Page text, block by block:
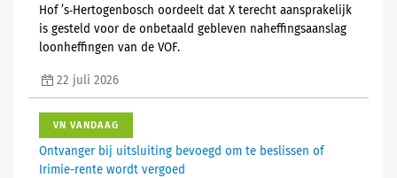
Hof ’s‑Hertogenbosch oordeelt dat X terecht aansprakelijk
is gesteld voor de onbetaald gebleven naheffingsaanslag
loonheffingen van de VOF.
22 juli 2026
VN VANDAAG
Ontvanger bij uitsluiting bevoegd om te beslissen of
Irimie-rente wordt vergoed